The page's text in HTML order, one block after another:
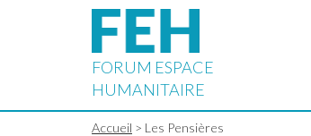
FORUM ESPACE
HUMANITAIRE
Accueil > Les Pensières